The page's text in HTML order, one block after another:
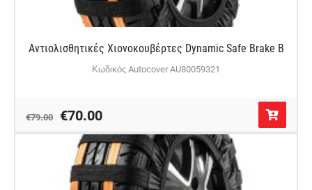
Αντιολισθητικές Χιονοκουβέρτες Dynamic Safe Brake B
Κωδικός Autocover AU80059321
€79.00 €70.00